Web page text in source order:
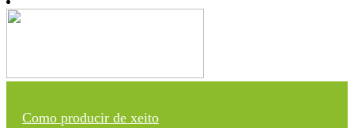
Como producir de xeito